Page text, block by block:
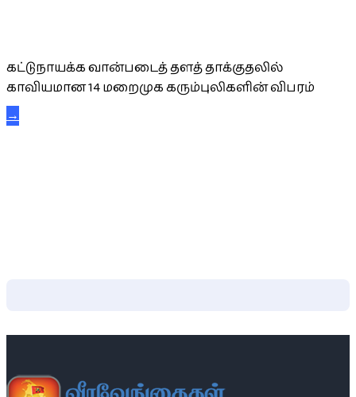
கட்டுநாயக்க வான்படைத் தளத் தாக்குதலில்
காவியமான 14 மறைமுக கரும்புலிகளின் விபரம்
→